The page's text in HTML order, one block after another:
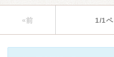
«前 1/1